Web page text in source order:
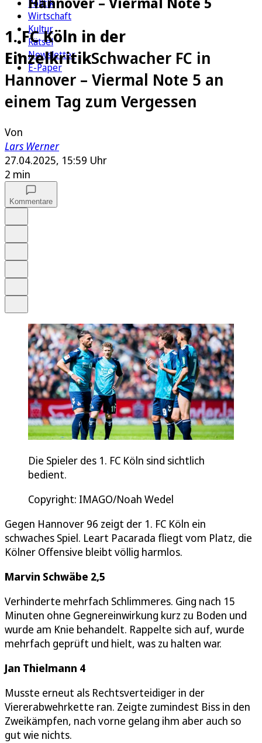
Politik
Wirtschaft
Kultur
Rätsel
Newsletter
E-Paper
1. FC Köln in der
EinzelkritikSchwacher FC in
Hannover – Viermal Note 5 an
einem Tag zum Vergessen
Von
Lars Werner
27.04.2025, 15:59 Uhr
2 min
Kommentare
Die Spieler des 1. FC Köln sind sichtlich
bedient.
Copyright: IMAGO/Noah Wedel
Gegen Hannover 96 zeigt der 1. FC Köln ein
schwaches Spiel. Leart Pacarada fliegt vom Platz, die
Kölner Offensive bleibt völlig harmlos.
Marvin Schwäbe 2,5
Verhinderte mehrfach Schlimmeres. Ging nach 15
Minuten ohne Gegnereinwirkung kurz zu Boden und
wurde am Knie behandelt. Rappelte sich auf, wurde
mehrfach geprüft und hielt, was zu halten war.
Jan Thielmann 4
Musste erneut als Rechtsverteidiger in der
Viererabwehrkette ran. Zeigte zumindest Biss in den
Zweikämpfen, nach vorne gelang ihm aber auch so
gut wie nichts.